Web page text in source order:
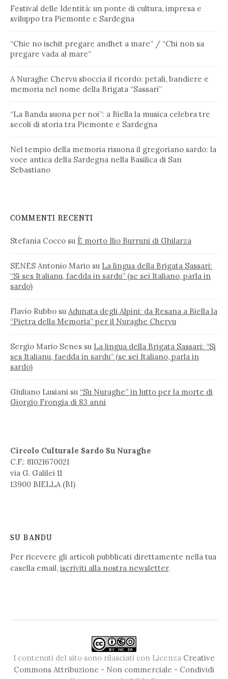
Festival delle Identità: un ponte di cultura, impresa e
sviluppo tra Piemonte e Sardegna
“Chie no ischit pregare andhet a mare” / “Chi non sa
pregare vada al mare”
A Nuraghe Chervu sboccia il ricordo: petali, bandiere e
memoria nel nome della Brigata “Sassari”
“La Banda suona per noi”: a Biella la musica celebra tre
secoli di storia tra Piemonte e Sardegna
Nel tempio della memoria risuona il gregoriano sardo: la
voce antica della Sardegna nella Basilica di San
Sebastiano
COMMENTI RECENTI
Stefania Cocco su È morto Ilio Burruni di Ghilarza
SENES Antonio Mario su La lingua della Brigata Sassari:
“Si ses Italianu, faedda in sardu” (se sei Italiano, parla in
sardo)
Flavio Rubbo su Adunata degli Alpini: da Resana a Biella la
“Pietra della Memoria” per il Nuraghe Chervu
Sergio Mario Senes su La lingua della Brigata Sassari: “Si
ses Italianu, faedda in sardu” (se sei Italiano, parla in
sardo)
Giuliano Lusiani su “Su Nuraghe” in lutto per la morte di
Giorgio Frongia di 83 anni
Circolo Culturale Sardo Su Nuraghe
C.F.: 81021670021
via G. Galilei 11
13900 BIELLA (BI)
SU BANDU
Per ricevere gli articoli pubblicati direttamente nella tua
casella email, iscriviti alla nostra newsletter.
I contenuti del sito sono rilasciati con Licenza Creative
Commons Attribuzione - Non commerciale - Condividi